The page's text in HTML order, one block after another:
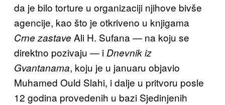
da je bilo torture u organizaciji njihove bivše
agencije, kao što je otkriveno u knjigama
Crne zastave Ali H. Sufana — na koju se
direktno pozivaju — i Dnevnik iz
Gvantanama, koju je u januaru objavio
Muhamed Ould Slahi, i dalje u pritvoru posle
12 godina provedenih u bazi Sjedinjenih